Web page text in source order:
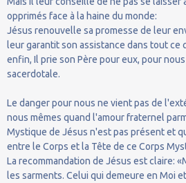
opprimés face à la haine du monde:
Jésus renouvelle sa promesse de leur
leur garantit son assistance dans tout ce
enfin, Il prie son Père pour eux, pour
sacerdotale.
Le danger pour nous ne vient pas de
nous mêmes quand l'amour fraternel
Mystique de Jésus n'est pas présent et
entre le Corps et la Tête de ce Corps
La recommandation de Jésus est claire:
les sarments. Celui qui demeure en Moi